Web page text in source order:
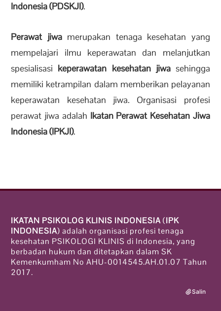
Indonesia (PDSKJI).
Perawat jiwamerupakan tenaga kesehatan yang
mempelajari ilmu keperawatan dan melanjutkan
spesialisasi keperawatan kesehatan jiwasehingga
memiliki ketrampilan dalam memberikan pelayanan
keperawatan kesehatan jiwa. Organisasi profesi
perawat jiwa adalah Ikatan Perawat Kesehatan Jiwa
Indonesia (IPKJI).
IKATAN PSIKOLOG KLINIS INDONESIA(IPK
INDONESIA) adalah organisasi profesi tenaga
kesehatan PSIKOLOGI KLINIS di Indonesia, yang
berbadan hukum dan ditetapkan dalam SK
Kemenkumham No AHU-0014545.AH.01.07 Tahun
2017.
Salin